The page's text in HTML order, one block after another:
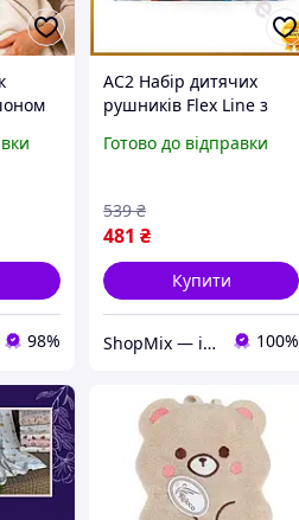
98%
AC2 Набір дитячих
рушників Flex Line з
синій Colorful Home
подарун DE
Готово до відправки
481 ₴
539 ₴
Купити
ShopMix — інтернет-магазин сумок та аксесуарів 100%